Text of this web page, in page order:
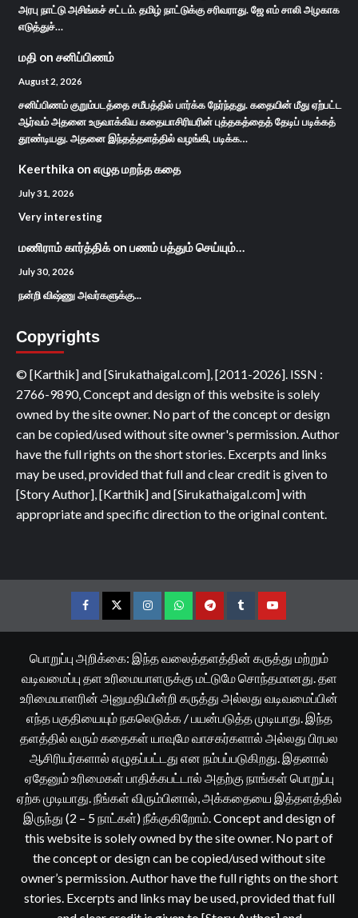
அரபு நாட்டு அசிங்கச் சட்டம். தமிழ் நாட்டுக்கு சரிவராது. ஜே எம் சாலி அழகாக
எடுத்துச்…
மதி on சனிப்பிணம்
August 2, 2026
சனிப்பிணம் குறும்படத்தை சமீபத்தில் பார்க்க நேர்ந்தது. கதையின் மீது ஏற்பட்ட
ஆர்வம் அதனை உருவாக்கிய கதையாசிரியரின் புத்தகத்தைத் தேடிப் படிக்கத்
தூண்டியது. அதனை இந்தத்தளத்தில் வழங்கி, படிக்க…
Keerthika on எழுத மறந்த கதை
July 31, 2026
Very interesting
மணிராம் கார்த்திக்on பணம் பத்தும் செய்யும்…
July 30, 2026
நன்றி விஷ்ணு அவர்களுக்கு...
Copyrights
© [Karthik] and [Sirukathaigal.com], [2011-2026]. ISSN :
2766-9890, Concept and design of this website is solely
owned by the site owner. No part of the concept or design
can be copied/used without site owner's permission. Author
have the full rights on the short stories. Excerpts and links
may be used, provided that full and clear credit is given to
[Story Author], [Karthik] and [Sirukathaigal.com] with
appropriate and specific direction to the original content.
FacebookTwitterInstagramWhatsappTelegramTumblrYouTube
பொறுப்பு அறிக்கை: இந்த வலைத்தளத்தின் கருத்து மற்றும்
வடிவமைப்பு தள உரிமையாளருக்கு மட்டுமே சொந்தமானது. தள
உரிமையாளரின் அனுமதியின்றி கருத்து அல்லது வடிவமைப்பின்
எந்த பகுதியையும் நகலெடுக்க / பயன்படுத்த முடியாது. இந்த
தளத்தில் வரும் கதைகள் யாவுமே வாசகர்களால் அல்லது பிரபல
ஆசிரியர்களால் எழுதப்பட்டது என நம்பப்படுகிறது. இதனால்
ஏதேனும் உரிமைகள் பாதிக்கபட்டால் அதற்கு நாங்கள் பொறுப்பு
ஏற்க முடியாது. நீங்கள் விரும்பினால், அக்கதையை இத்தளத்தில்
இருந்து (2 – 5 நாட்கள்) நீக்குகிறோம். Concept and design of
this website is solely owned by the site owner. No part of
the concept or design can be copied/used without site
owner’s permission. Author have the full rights on the short
stories. Excerpts and links may be used, provided that full